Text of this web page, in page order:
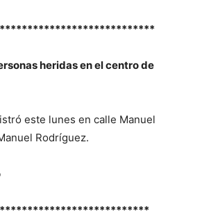
heridas en el centro de
este lunes en calle Manuel
Rodríguez.